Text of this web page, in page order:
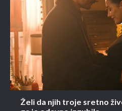
Želi da njih troje sretno